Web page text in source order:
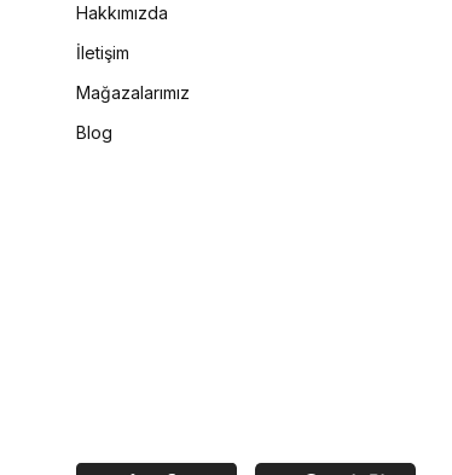
Hakkımızda
İletişim
Mağazalarımız
Blog